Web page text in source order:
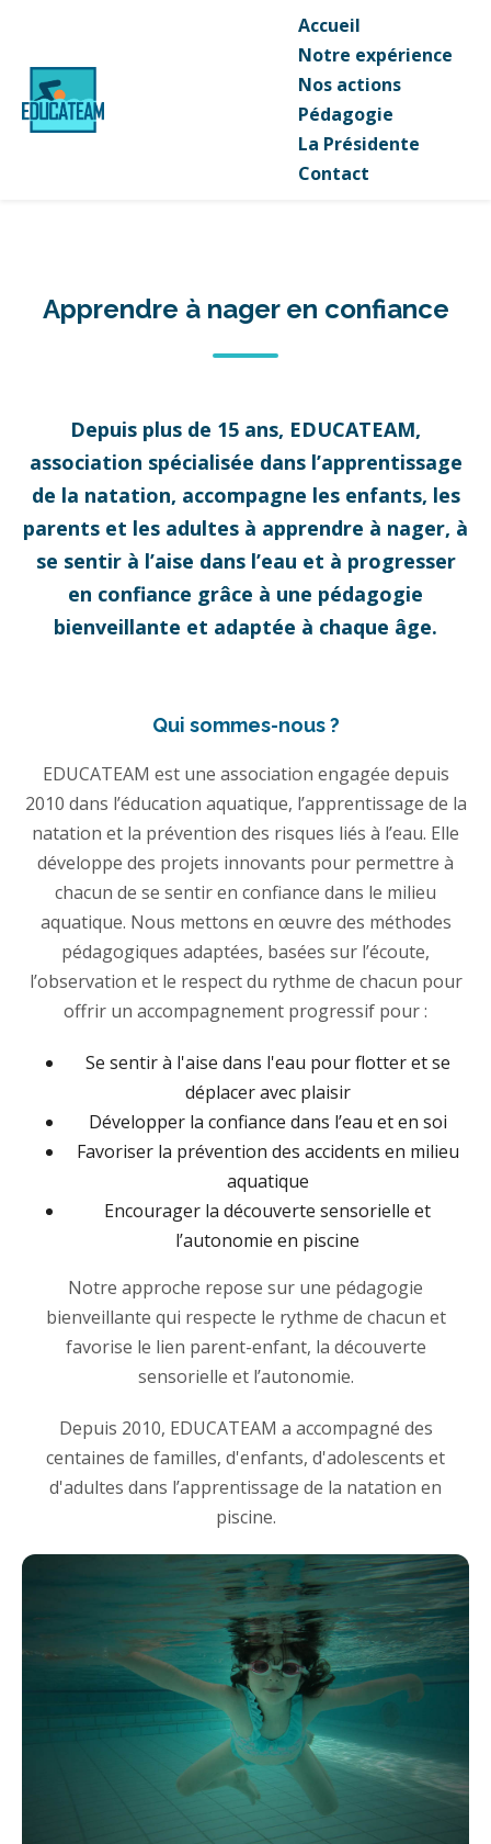
Accueil
Notre expérience
Nos actions
Pédagogie
La Présidente
Contact
Apprendre à nager en confiance
Depuis plus de 15 ans, EDUCATEAM,
association spécialisée dans l’apprentissage
de la natation, accompagne les enfants, les
parents et les adultes à apprendre à nager, à
se sentir à l’aise dans l’eau et à progresser
en confiance grâce à une pédagogie
bienveillante et adaptée à chaque âge.
Qui sommes-nous ?
EDUCATEAM est une association engagée depuis
2010 dans l’éducation aquatique, l’apprentissage de la
natation et la prévention des risques liés à l’eau. Elle
développe des projets innovants pour permettre à
chacun de se sentir en confiance dans le milieu
aquatique. Nous mettons en œuvre des méthodes
pédagogiques adaptées, basées sur l’écoute,
l’observation et le respect du rythme de chacun pour
offrir un accompagnement progressif pour :
Se sentir à l'aise dans l'eau pour flotter et se
déplacer avec plaisir
Développer la confiance dans l’eau et en soi
Favoriser la prévention des accidents en milieu
aquatique
Encourager la découverte sensorielle et
l’autonomie en piscine
Notre approche repose sur une pédagogie
bienveillante qui respecte le rythme de chacun et
favorise le lien parent-enfant, la découverte
sensorielle et l’autonomie.
Depuis 2010, EDUCATEAM a accompagné des
centaines de familles, d'enfants, d'adolescents et
d'adultes dans l’apprentissage de la natation en
piscine.